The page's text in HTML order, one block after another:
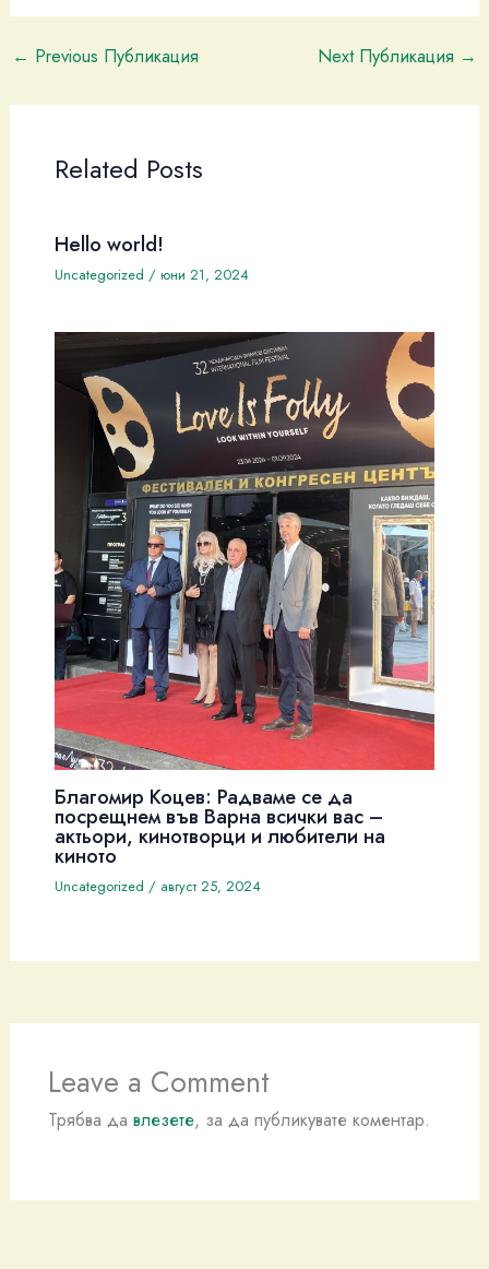
← Previous Публикация Next Публикация →
Related Posts
Hello world!
Uncategorized / юни 21, 2024
Благомир Коцев: Радваме се да
посрещнем във Варна всички вас –
актьори, кинотворци и любители на
киното
Uncategorized / август 25, 2024
Leave a Comment
Трябва да влезете, за да публикувате коментар.